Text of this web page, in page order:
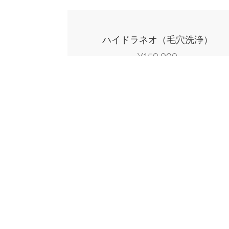
ハイドラネオ（毛穴洗浄）
¥150,000